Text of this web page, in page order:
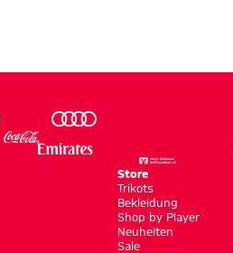
ersten
Store
Trikots
Bekleidung
Shop by Player
Neuheiten
Sale